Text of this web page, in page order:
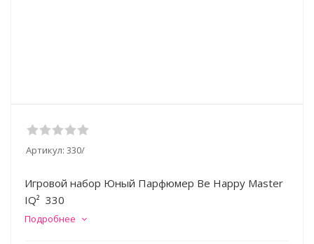
Артикул: 330/
Игровой набор Юный Парфюмер Be Happy Master
IQ² 330
Подробнее